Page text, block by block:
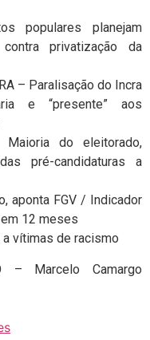
populares planejam
privatização da
– Paralisação do Incra
e “presente” aos
Maioria do eleitorado,
pré-candidaturas a
aponta FGV / Indicador
12 meses
vítimas de racismo
– Marcelo Camargo